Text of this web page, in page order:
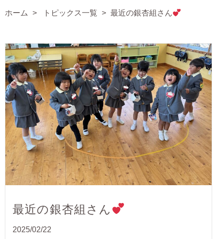
ホーム トピックス一覧 最近の銀杏組さん
最近の銀杏組さん
2025/02/22